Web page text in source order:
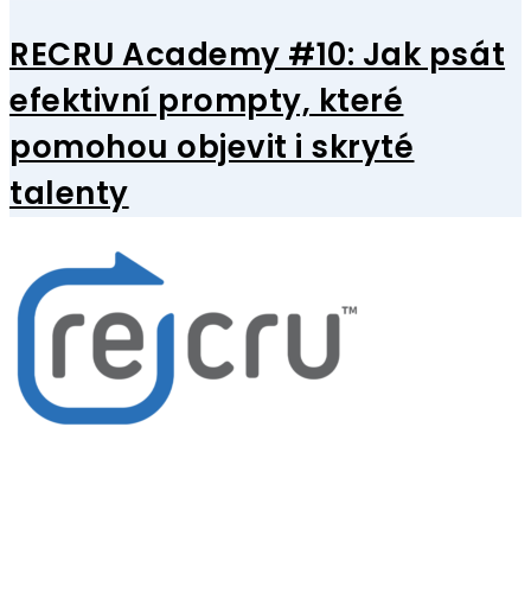
RECRU Academy #10: Jak psát
efektivní prompty, které
pomohou objevit i skryté
talenty